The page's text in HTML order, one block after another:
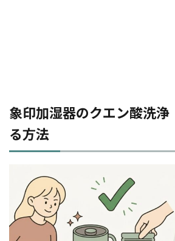
象印加湿器のクエン酸洗浄
る方法